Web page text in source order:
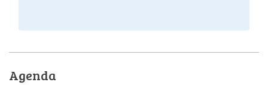
Agenda